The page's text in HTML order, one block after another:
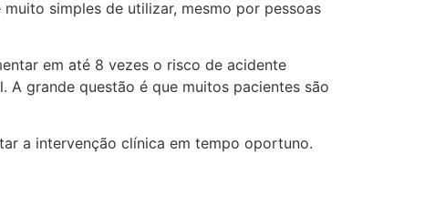
simples de utilizar, mesmo por pessoas
em até 8 vezes o risco de acidente
grande questão é que muitos pacientes são
a intervenção clínica em tempo oportuno.